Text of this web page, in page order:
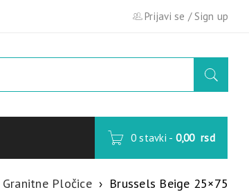
Prijavi se /Sign up
0 stavki - 0,00 rsd
Granitne Pločice › Brussels Beige 25×75